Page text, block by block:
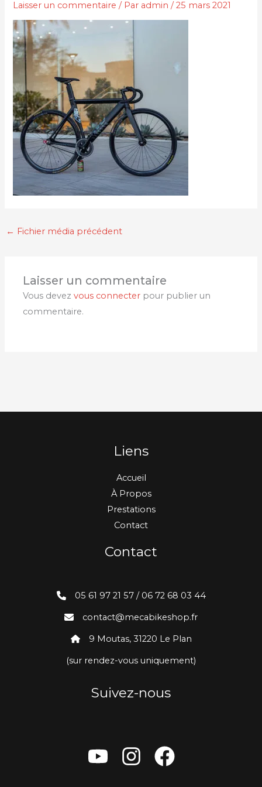
Laisser un commentaire / Par admin/25 mars 2021
← Fichier média précédent
Laisser un commentaire
Vous devezvous connecter pour publier un
commentaire.
Liens
Accueil
À Propos
Prestations
Contact
Contact
05 61 97 21 57 / 06 72 68 03 44
contact@mecabikeshop.fr
9 Moutas, 31220 Le Plan
(sur rendez-vous uniquement)
Suivez-nous